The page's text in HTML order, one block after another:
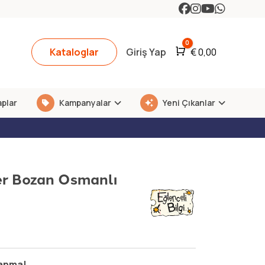
Kataloglar Giriş Yap Araba
0
€0,00
Kampanyalar Yeni Çıkanlar
Bozan Osmanlı